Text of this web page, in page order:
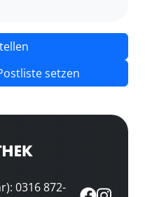
setzen
0316 872-